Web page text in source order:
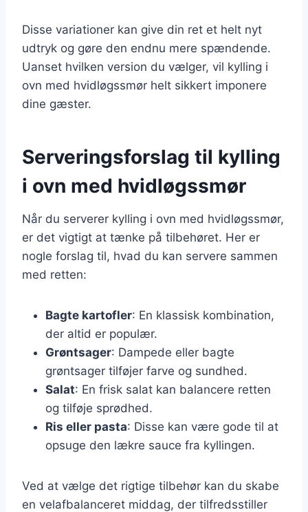
Disse variationer kan give din ret et helt nyt
udtryk og gøre den endnu mere spændende.
Uanset hvilken version du vælger, vil kylling i
ovn med hvidløgssmør helt sikkert imponere
dine gæster.
Serveringsforslag til kylling
i ovn med hvidløgssmør
Når du serverer kylling i ovn med hvidløgssmør,
er det vigtigt at tænke på tilbehøret. Her er
nogle forslag til, hvad du kan servere sammen
med retten:
Bagte kartofler: En klassisk kombination,
der altid er populær.
Grøntsager: Dampede eller bagte
grøntsager tilføjer farve og sundhed.
Salat: En frisk salat kan balancere retten
og tilføje sprødhed.
Ris eller pasta: Disse kan være gode til at
opsuge den lækre sauce fra kyllingen.
Ved at vælge det rigtige tilbehør kan du skabe
en velafbalanceret middag, der tilfredsstiller